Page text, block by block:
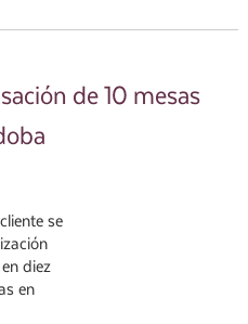
de 10 mesas
se
diez
en